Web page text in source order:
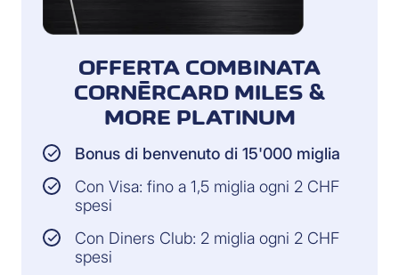
OFFERTA COMBINATA
CORNÈRCARD MILES &
MORE PLATINUM
Bonus di benvenuto di 15'000 miglia
Con Visa: fino a 1,5 miglia ogni 2 CHF
spesi
Con Diners Club: 2 miglia ogni 2 CHF
spesi